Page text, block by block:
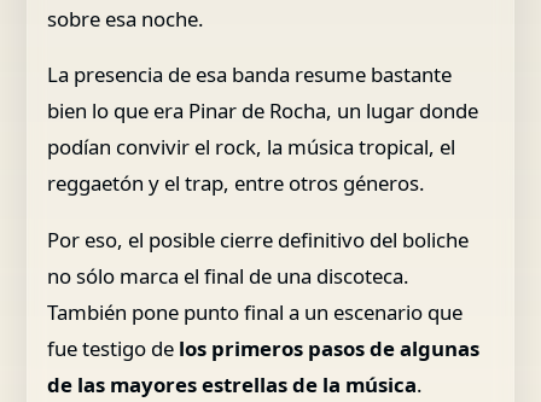
sobre esa noche.
La presencia de esa banda resume bastante
bien lo que era Pinar de Rocha, un lugar donde
podían convivir el rock, la música tropical, el
reggaetón y el trap, entre otros géneros.
Por eso, el posible cierre definitivo del boliche
no sólo marca el final de una discoteca.
También pone punto final a un escenario que
fue testigo de los primeros pasos de algunas
de las mayores estrellas de la música.